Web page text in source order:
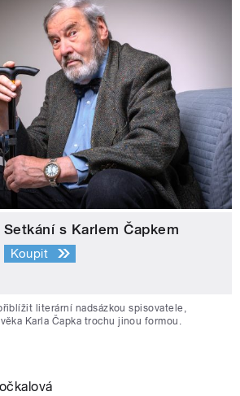
Setkání s Karlem Čapkem
Koupit
literární nadsázkou spisovatele,
Karla Čapka trochu jinou formou.